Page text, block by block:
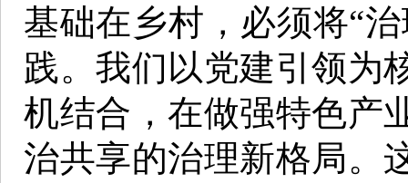
基础在乡村，必须将“
践。我们以党建引领为
机结合，在做强特色产
治共享的治理新格局。